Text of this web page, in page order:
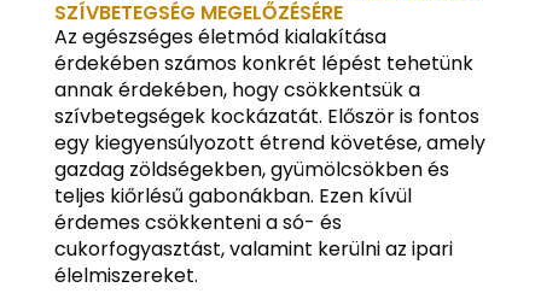
SZÍVBETEGSÉG MEGELŐZÉSÉRE
Az egészséges életmód kialakítása
érdekében számos konkrét lépést tehetünk
annak érdekében, hogy csökkentsük a
szívbetegségek kockázatát. Először is fontos
egy kiegyensúlyozott étrend követése, amely
gazdag zöldségekben, gyümölcsökben és
teljes kiőrlésű gabonákban. Ezen kívül
érdemes csökkenteni a só- és
cukorfogyasztást, valamint kerülni az ipari
élelmiszereket.